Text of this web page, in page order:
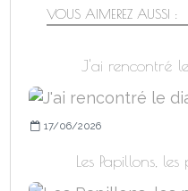
VOUS AIMEREZ AUSSI :
J'ai rencontré
17/06/2026
Les Papillons, les